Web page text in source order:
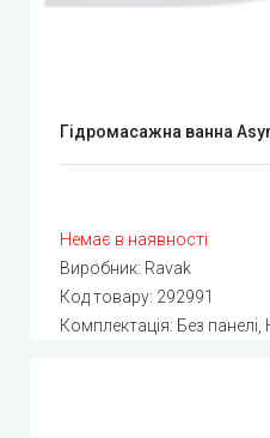
Гідромасажна ванна
Немає в наявності
Виробник: Ravak
Код товару: 292991
Комплектація: Без панелі,